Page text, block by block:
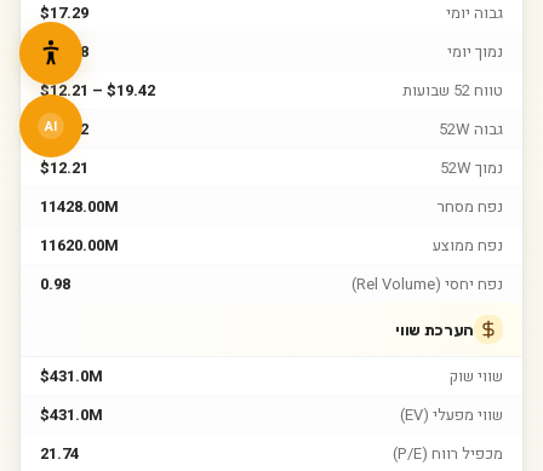
גבוה יומי
$17.29
נמוך יומי
$16.98
טווח 52 שבועות
$12.21 – $19.42
גבוה 52W
$19.42
נמוך 52W
$12.21
נפח מסחר
11428.00M
נפח ממוצע
11620.00M
נפח יחסי (Rel Volume)
0.98
הערכת שווי
שווי שוק
$431.0M
שווי מפעלי (EV)
$431.0M
מכפיל רווח (P/E)
21.74
AI